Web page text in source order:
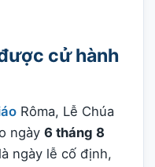
cử hành
Rôma, Lễ Chúa
ngày 6 tháng 8
ngày lễ cố định,